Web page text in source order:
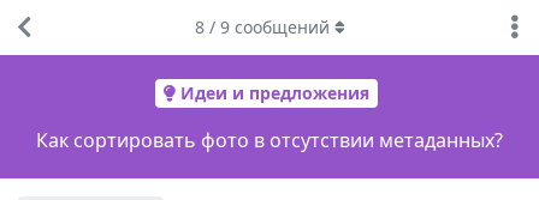
Идеи и предложения
Как сортировать фото в отсутствии метаданных?
8/ 9сообщений